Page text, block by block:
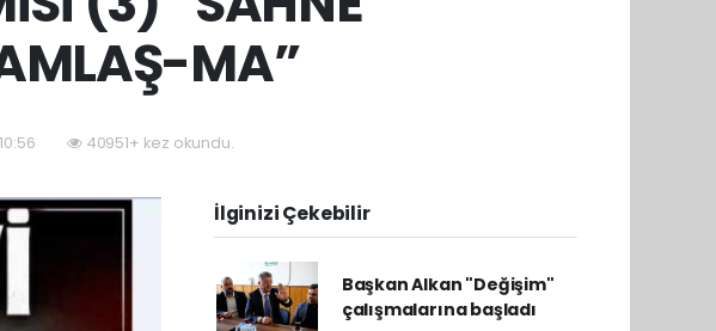
MA”
40951+ kez okundu.
İlginizi Çekebilir
Başkan Alkan "Değişim"
çalışmalarına başladı